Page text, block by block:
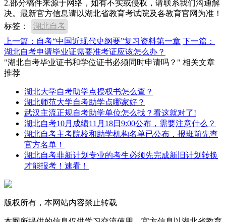
2.部分稿件来源于网络，如有不实或侵权，请联系我们沟通解
决。最新官方信息请以湖北省教育考试院及各教育官网为准！
标签：
湖北自考
上一篇：自考“中国近现代史纲要”复习资料第一章 下一篇：
湖北自考申请毕业证需要准考证应该怎么办？
"湖北自考毕业证书和学位证书必须同时申请吗？" 相关文章
推荐
湖北大学自考助学点授权书怎么查？
湖北师范大学自考助学点哪家好？
武汉主流正规自考助学单位怎么找？看这就对了!
湖北自考10月成绩11月18日9:00公布，需要注意什么？
湖北自考主考院校和助学机构名单已公布，报班前先查
官方名单！
湖北自考非新计划专业的考生必须先完成新旧计划转换
才能报考！速看！
版权所有，本网站内容禁止转载